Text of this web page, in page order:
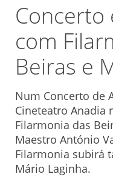
Concerto
com
Beiras e
Num Concerto de
Cineteatro Anadia
Filarmonia das
Maestro António
Filarmonia subirá
Mário Laginha.